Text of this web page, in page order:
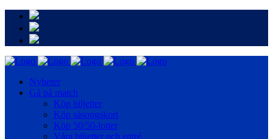
Nyheter
Gå på match
Köp biljetter
Köp säsongskort
Köp 50/50-lotter
Våra biljetter och entré